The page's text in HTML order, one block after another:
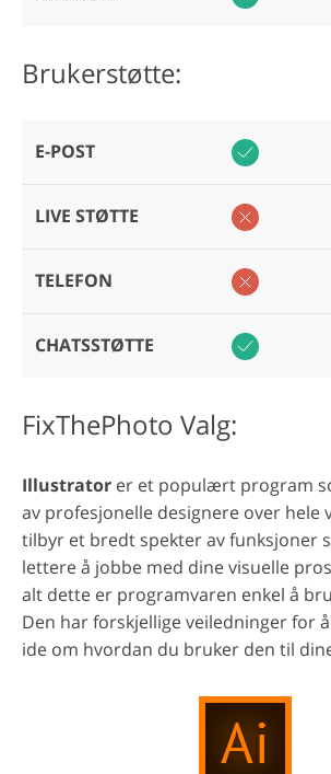
Brukerstøtte:
E-POST
LIVE STØTTE
TELEFON
CHATSSTØTTE
FixThePhoto Valg:
Illustrator er et populært program
av profesjonelle designere over hele
tilbyr et bredt spekter av funksjoner
lettere å jobbe med dine visuelle
alt dette er programvaren enkel å
Den har forskjellige veiledninger for
ide om hvordan du bruker den til